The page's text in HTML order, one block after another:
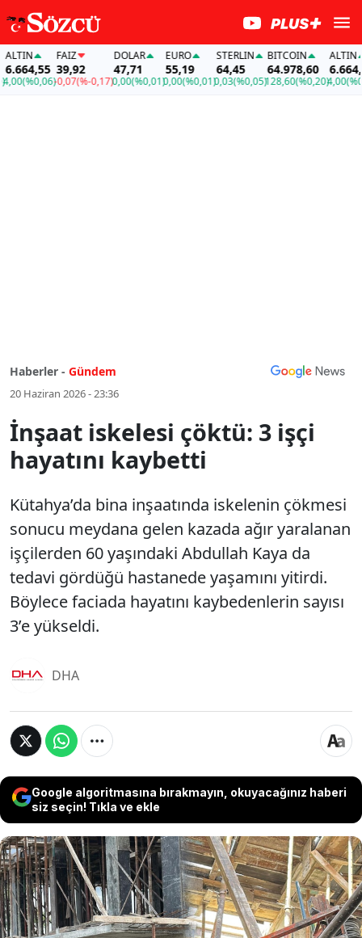
(%0,06)
FAİZ
39,92
-0,07(%-0,17)
DOLAR
47,71
0,00(%0,01)
EURO
55,19
0,00(%0,01)
STERLIN
64,45
0,03(%0,05)
BITCOIN
64.978,60
128,60(%0,20)
ALTIN
6.664,55
4,00
Haberler - Gündem
20 Haziran 2026 - 23:36
İnşaat iskelesi çöktü: 3 işçi
hayatını kaybetti
Kütahya’da bina inşaatında iskelenin çökmesi
sonucu meydana gelen kazada ağır yaralanan
işçilerden 60 yaşındaki Abdullah Kaya da
tedavi gördüğü hastanede yaşamını yitirdi.
Böylece faciada hayatını kaybedenlerin sayısı
3’e yükseldi.
DHA
Google algoritmasına bırakmayın, okuyacağınız haberi
siz seçin! Tıkla ve ekle
Kütahya’da bina inşaatında iskelenin çökmesi
sonucu meydana gelen kazada ağır yaralanan
işçilerden 60 yaşındaki Abdullah Kaya da tedavi